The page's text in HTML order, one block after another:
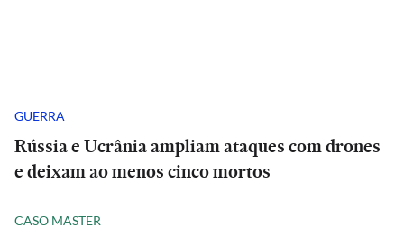
GUERRA
Rússia e Ucrânia ampliam ataques com drones
e deixam ao menos cinco mortos
CASO MASTER